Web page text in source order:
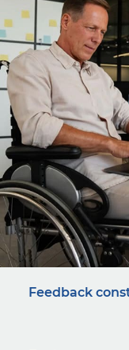
Feedback